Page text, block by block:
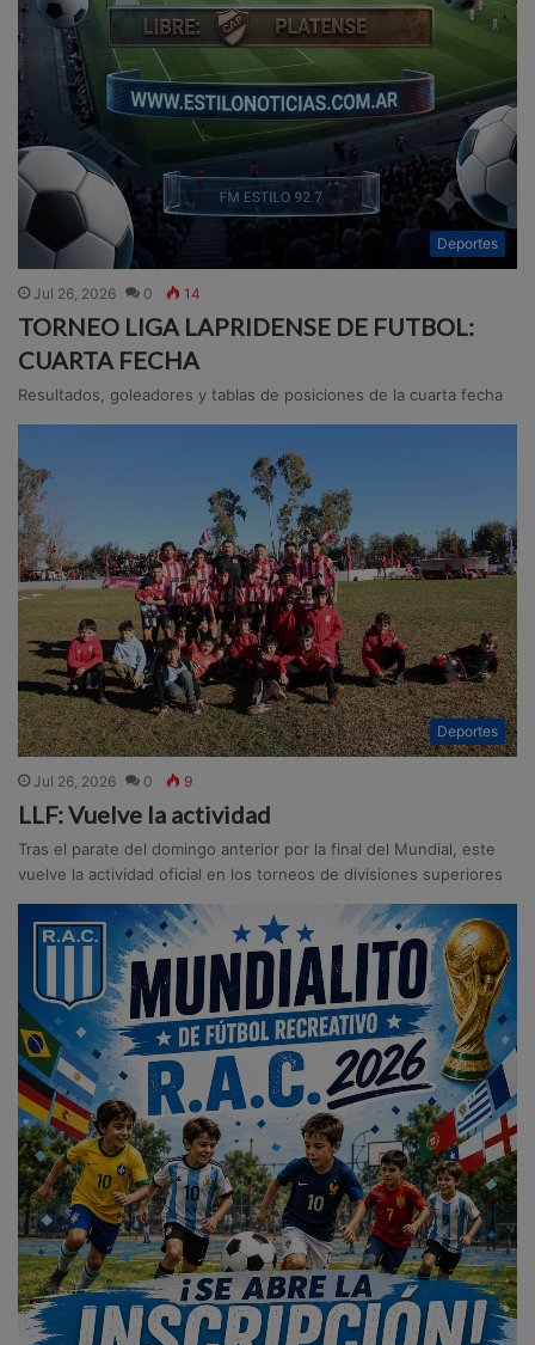
Deportes
Jul 26, 2026 0 14
TORNEO LIGA LAPRIDENSE DE FUTBOL:
CUARTA FECHA
Resultados, goleadores y tablas de posiciones de la cuarta fecha
Deportes
Jul 26, 2026 0 9
LLF: Vuelve la actividad
Tras el parate del domingo anterior por la final del Mundial, este
vuelve la actividad oficial en los torneos de divisiones superiores